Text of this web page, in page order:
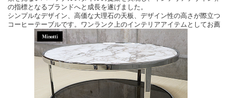
の指標となるブランドへと成長を遂げました。
シンプルなデザイン、高価な大理石の天板、デザイン性の高さが際立つ
コーヒーテーブルです。ワンランク上のインテリアアイテムとしてお薦